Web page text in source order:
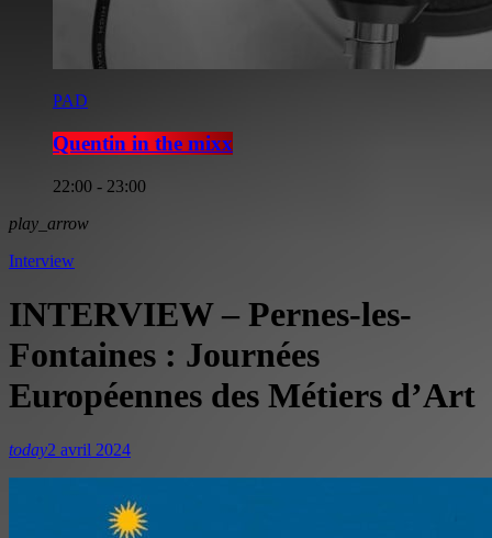
PAD
Quentin in the mixx
22:00 - 23:00
play_arrow
Interview
INTERVIEW – Pernes-les-
Fontaines : Journées
Européennes des Métiers d’Art
today2 avril 2024